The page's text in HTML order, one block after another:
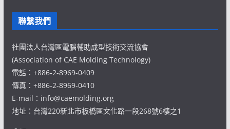
聯繫我們
社團法人台灣區電腦輔助成型技術交流協會
(Association of CAE Molding Technology)
電話：+886-2-8969-0409
傳真：+886-2-8969-0410
E-mail：info@caemolding.org
地址：台灣220新北市板橋區文化路一段268號6樓之1